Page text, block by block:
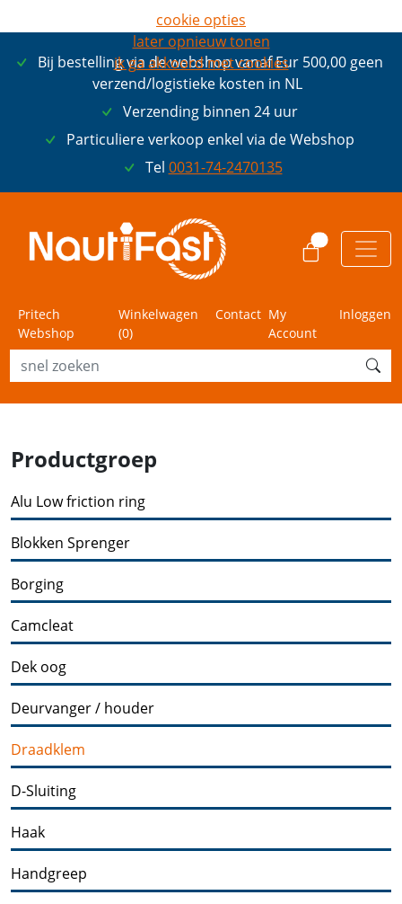
Bij bestelling via de webshop vanaf Eur 500,00 geen
verzend/logistieke kosten in NL
Verzending binnen 24 uur
Particuliere verkoop enkel via de Webshop
Tel 0031-74-2470135
Pritech
Webshop
Winkelwagen
(0)
Contact My
Account
Inloggen
Productgroep
Alu Low friction ring
Blokken Sprenger
Borging
Camcleat
Dek oog
Deurvanger / houder
Draadklem
D-Sluiting
Haak
Handgreep
cookie opties
later opnieuw tonen
ik ga akkoord met cookies